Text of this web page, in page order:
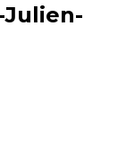
Julien-